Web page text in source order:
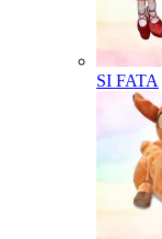
SI FATA